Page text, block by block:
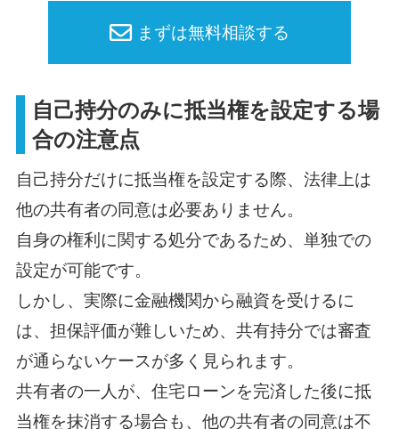
まずは無料相談する
自己持分のみに抵当権を設定する場
合の注意点
自己持分だけに抵当権を設定する際、法律上は
他の共有者の同意は必要ありません。
自身の権利に関する処分であるため、単独での
設定が可能です。
しかし、実際に金融機関から融資を受けるに
は、担保評価が難しいため、共有持分では審査
が通らないケースが多く見られます。
共有者の一人が、住宅ローンを完済した後に抵
当権を抹消する場合も、他の共有者の同意は不